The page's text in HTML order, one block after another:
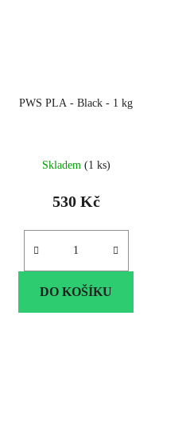
PWS PLA - Black - 1 kg
Skladem (1 ks)
530 Kč
DO KOŠÍKU